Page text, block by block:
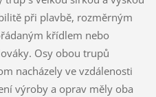
při plavbě, rozměrným
křídlem nebo
Osy obou trupů
nacházely ve vzdálenosti
výroby a oprav měly oba